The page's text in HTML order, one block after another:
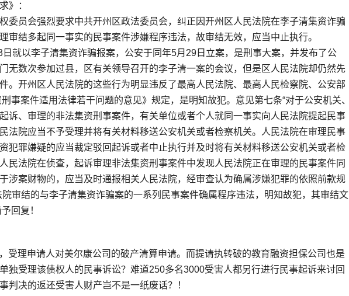
》：
委员会强烈要求中共开州区政法委员会，纠正因开州区人民法院在李子清集资诈骗
审结多起同一事实的民事案件涉嫌程序违法，故审结无效，应当中止执行。
就以李子清集资诈骗报案，公安于同年5月29日立案，是刑事大案，并发布了公
无数次参加过县，区有关领导召开的李子清一案的会议，但是区人民法院却仍然先
。开州区人民法院的这些行为明显违反了最高人民法院、最高人民检察院、公安部
事案件适用法律若干问题的意见》规定，是明知故犯。意见第七条“对于公安机关、
诉、审理的非法集资刑事案件，有关单位或者个人就同一事实向人民法院提起民事
法院应当不予受理并将有关材料移送公安机关或者检察机关。人民法院在审理民事
犯罪嫌疑的应当裁定驳回起诉或者中止执行并及时将有关材料移送公安机关或者检
民法院在侦查，起诉审理非法集资刑事案件中发现人民法院正在审理的民事案件同
涉案财物的，应当及时通报相关人民法院，经审查认为确属涉嫌犯罪的依照前款规
审结的与李子清集资诈骗案的一系列民事案件确属程序违法，明知故犯，其审结文
回复！
受理申请人对美尔康公司的破产清算申请。而提请执转破的教育融资担保公司也是
独受理该债权人的民事诉讼？难道250多名3000受害人都另行进行民事起诉来讨回
判决的返还受害人财产岂不是一纸废话？！